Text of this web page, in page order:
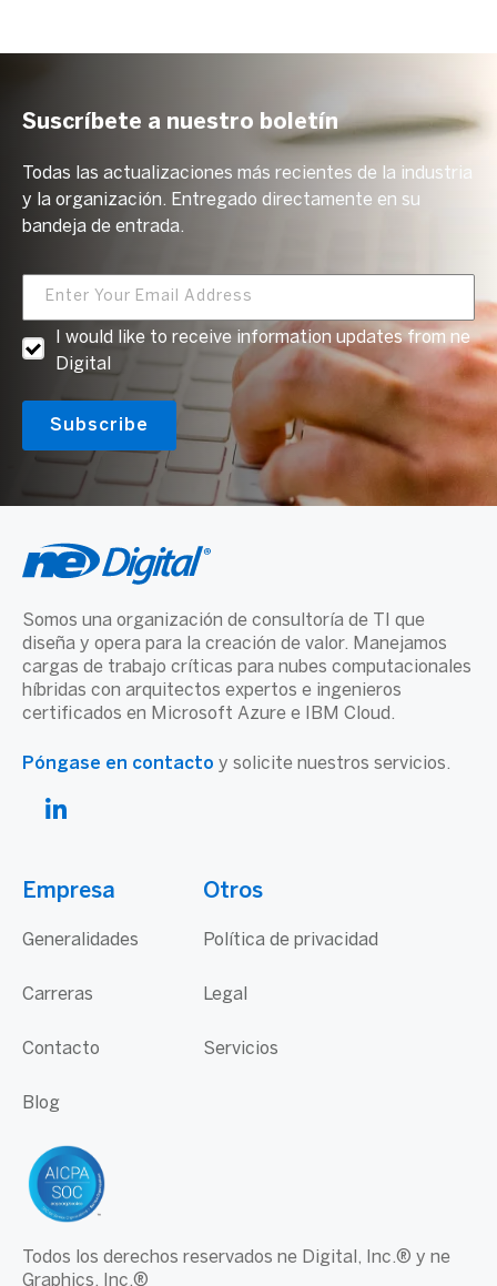
Suscríbete a nuestro boletín
Todas las actualizaciones más recientes de la industria
y la organización. Entregado directamente en su
bandeja de entrada.
I would like to receive information updates from ne
Digital
Somos una organización de consultoría de TI que
diseña y opera para la creación de valor. Manejamos
cargas de trabajo críticas para nubes computacionales
híbridas con arquitectos expertos e ingenieros
certificados en Microsoft Azure e IBM Cloud.
Póngase en contacto y solicite nuestros servicios.
Todos los derechos reservados ne Digital, Inc.® y ne
Graphics, Inc.®
Empresa
Generalidades
Carreras
Contacto
Blog
Otros
Política de privacidad
Legal
Servicios